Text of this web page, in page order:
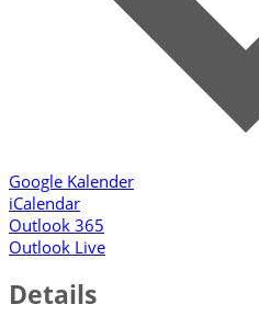
Google Kalender
iCalendar
Outlook 365
Outlook Live
Details